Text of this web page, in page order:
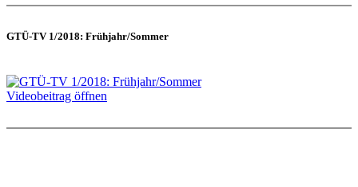
GTÜ-TV 1/2018: Frühjahr/Sommer
Videobeitrag öffnen